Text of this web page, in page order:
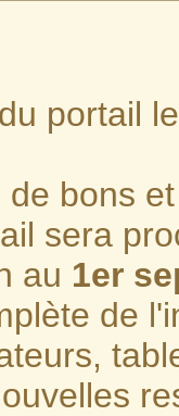
portail
bons
sera
au 1er
de